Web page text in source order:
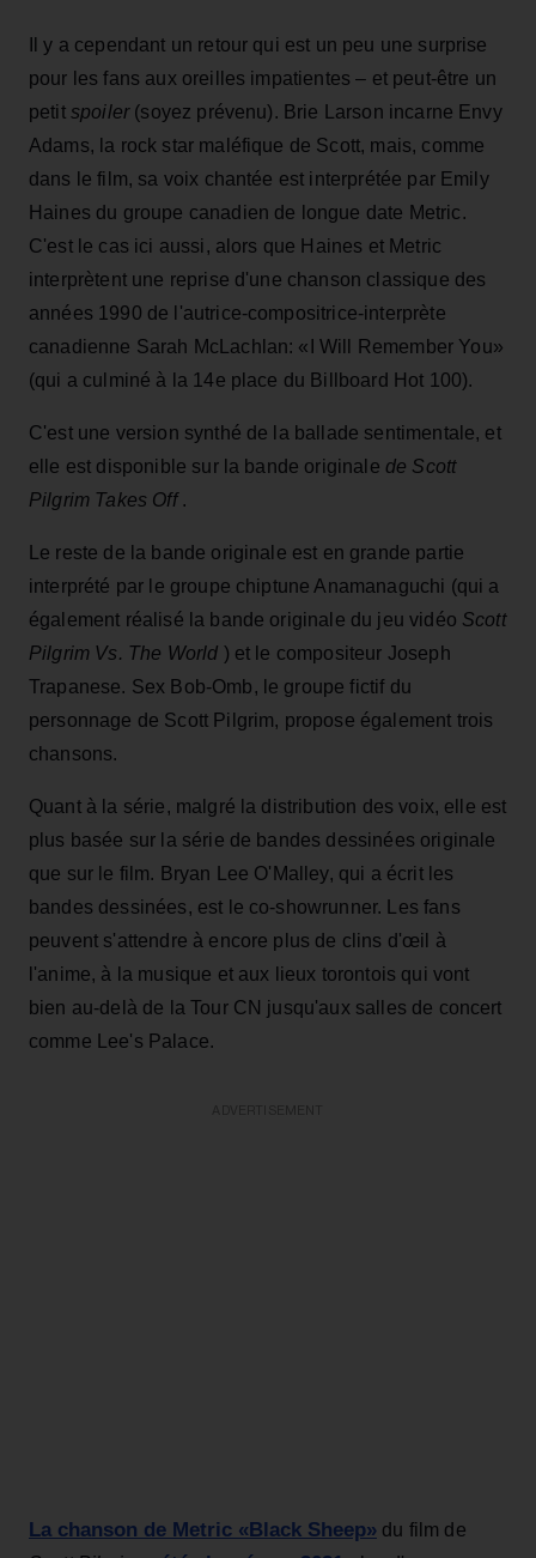
Il y a cependant un retour qui est un peu une surprise
pour les fans aux oreilles impatientes – et peut-être un
petit spoiler(soyez prévenu). Brie Larson incarne Envy
Adams, la rock star maléfique de Scott, mais, comme
dans le film, sa voix chantée est interprétée par Emily
Haines du groupe canadien de longue date Metric.
C'est le cas ici aussi, alors que Haines et Metric
interprètent une reprise d'une chanson classique des
années 1990 de l'autrice-compositrice-interprète
canadienne Sarah McLachlan: «I Will Remember You»
(qui a culminé à la 14e place du Billboard Hot 100).
C'est une version synthé de la ballade sentimentale, et
elle est disponible sur la bande originale de Scott
Pilgrim Takes Off.
Le reste de la bande originale est en grande partie
interprété par le groupe chiptune Anamanaguchi (qui a
également réalisé la bande originale du jeu vidéo Scott
Pilgrim Vs. The World ) et le compositeur Joseph
Trapanese. Sex Bob-Omb, le groupe fictif du
personnage de Scott Pilgrim, propose également trois
chansons.
Quant à la série, malgré la distribution des voix, elle est
plus basée sur la série de bandes dessinées originale
que sur le film. Bryan Lee O'Malley, qui a écrit les
bandes dessinées, est le co-showrunner. Les fans
peuvent s'attendre à encore plus de clins d'œil à
l'anime, à la musique et aux lieux torontois qui vont
bien au-delà de la Tour CN jusqu'aux salles de concert
comme Lee's Palace.
La chanson de Metric «Black Sheep» du film de